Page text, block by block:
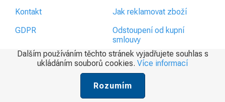
Kontakt
GDPR
Jak reklamovat zboží
Odstoupení od kupní
smlouvy
Dalším používáním těchto stránek vyjadřujete souhlas s
ukládáním souborů cookies. Více informací
Rozumím